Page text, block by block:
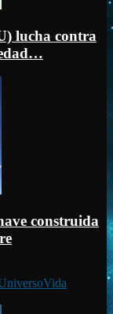
lucha contra
construida
Vida